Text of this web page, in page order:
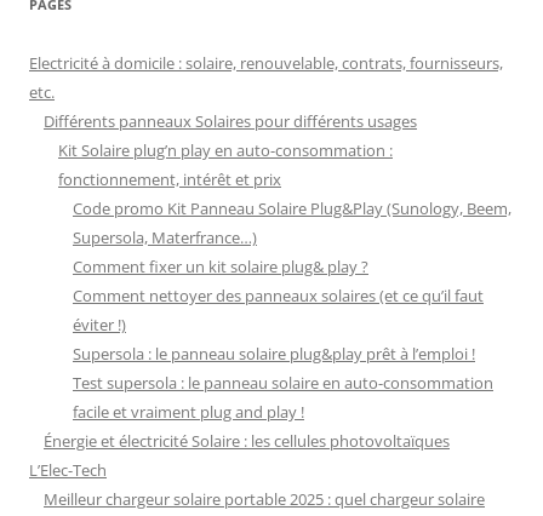
PAGES
Electricité à domicile : solaire, renouvelable, contrats, fournisseurs,
etc.
Différents panneaux Solaires pour différents usages
Kit Solaire plug’n play en auto-consommation :
fonctionnement, intérêt et prix
Code promo Kit Panneau Solaire Plug&Play (Sunology, Beem,
Supersola, Materfrance…)
Comment fixer un kit solaire plug& play ?
Comment nettoyer des panneaux solaires (et ce qu’il faut
éviter !)
Supersola : le panneau solaire plug&play prêt à l’emploi !
Test supersola : le panneau solaire en auto-consommation
facile et vraiment plug and play !
Énergie et électricité Solaire : les cellules photovoltaïques
L’Elec-Tech
Meilleur chargeur solaire portable 2025 : quel chargeur solaire